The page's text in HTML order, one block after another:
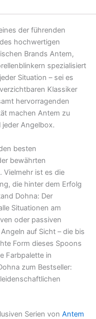
der führenden
hochwertigen
Brands Antem,
spezialisiert
Situation – sei es
Klassiker
hervorragenden
machen Antem zu
Angelbox.
besten
bewährten
Vielmehr ist es die
die hinter dem Erfolg
Dohna: Der
Situationen am
oder passiven
auf Sicht – die bis
Form dieses Spoons
Farbpalette in
zum Bestseller:
Serien von Antem